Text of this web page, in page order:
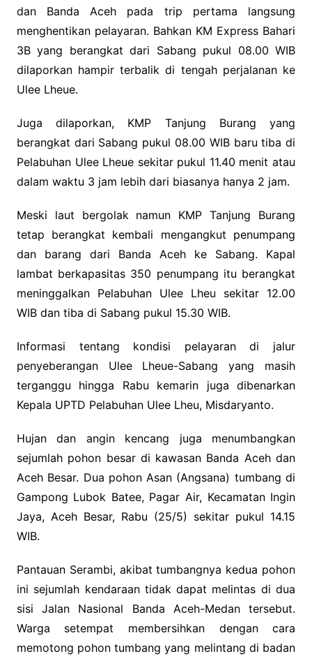
dan Banda Aceh pada trip pertama langsung
menghentikan pelayaran. Bahkan KM Express Bahari
3B yang berangkat dari Sabang pukul 08.00 WIB
dilaporkan hampir terbalik di tengah perjalanan ke
Ulee Lheue.
Juga dilaporkan, KMP Tanjung Burang yang
berangkat dari Sabang pukul 08.00 WIB baru tiba di
Pelabuhan Ulee Lheue sekitar pukul 11.40 menit atau
dalam waktu 3 jam lebih dari biasanya hanya 2 jam.
Meski laut bergolak namun KMP Tanjung Burang
tetap berangkat kembali mengangkut penumpang
dan barang dari Banda Aceh ke Sabang. Kapal
lambat berkapasitas 350 penumpang itu berangkat
meninggalkan Pelabuhan Ulee Lheu sekitar 12.00
WIB dan tiba di Sabang pukul 15.30 WIB.
Informasi tentang kondisi pelayaran di jalur
penyeberangan Ulee Lheue-Sabang yang masih
terganggu hingga Rabu kemarin juga dibenarkan
Kepala UPTD Pelabuhan Ulee Lheu, Misdaryanto.
Hujan dan angin kencang juga menumbangkan
sejumlah pohon besar di kawasan Banda Aceh dan
Aceh Besar. Dua pohon Asan (Angsana) tumbang di
Gampong Lubok Batee, Pagar Air, Kecamatan Ingin
Jaya, Aceh Besar, Rabu (25/5) sekitar pukul 14.15
WIB.
Pantauan Serambi, akibat tumbangnya kedua pohon
ini sejumlah kendaraan tidak dapat melintas di dua
sisi Jalan Nasional Banda Aceh-Medan tersebut.
Warga setempat membersihkan dengan cara
memotong pohon tumbang yang melintang di badan